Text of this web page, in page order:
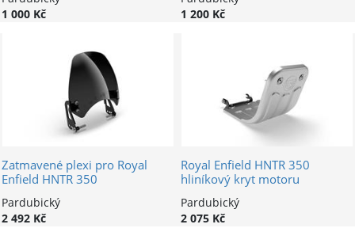
1 000 Kč
1 200 Kč
Zatmavené plexi pro Royal
Enfield HNTR 350
Pardubický
2 492 Kč
Royal Enfield HNTR 350
hliníkový kryt motoru
Pardubický
2 075 Kč